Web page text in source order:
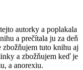
autorky a poplakala
a prečítala ju za deň
zbožňujem tuto knihu aj
a zbožňujem keď je
a anorexiu.